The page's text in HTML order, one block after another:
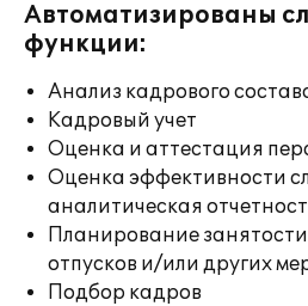
Автоматизированы
функции:
Анализ кадрового
Кадровый учет
Оценка и аттестация
Оценка эффективности
аналитическая
Планирование
отпусков и/или других
Подбор кадров